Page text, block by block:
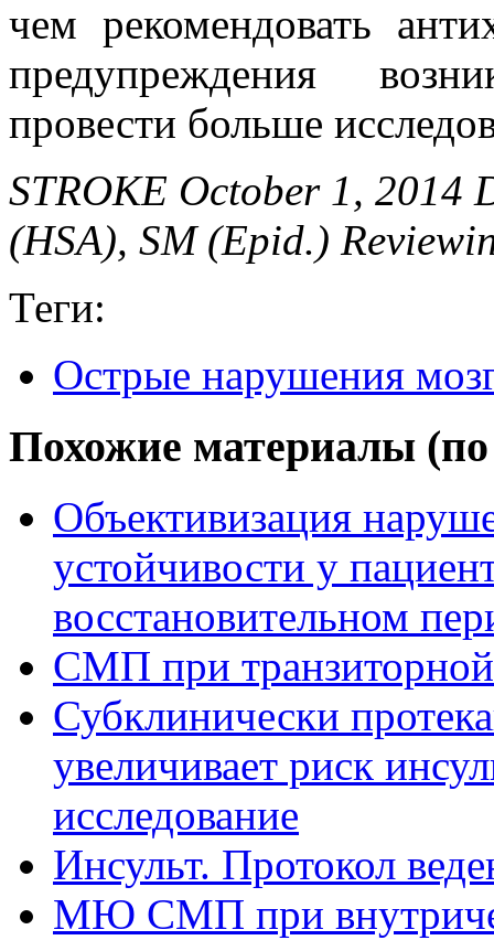
чем рекомендовать
предупреждения
провести больше
STROKE October 1, 2014
(HSA), SM (Epid.)
Теги:
Острые нарушения
Похожие материалы (по
Объективизация
устойчивости у
восстановительном
СМП при
Субклинически
увеличивает риск
исследование
Инсульт. Протокол
МЮ СМП при